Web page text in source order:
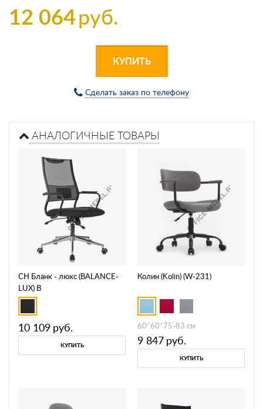
12 064руб.
КУПИТЬ
Сделать заказ по телефону
АНАЛОГИЧНЫЕ ТОВАРЫ
CH Бланк - люкс (BALANCE-
LUX) B
10 109 руб.
КУПИТЬ
Колин (Kolin) (W-231)
60*60*75-83 см
9 847 руб.
КУПИТЬ